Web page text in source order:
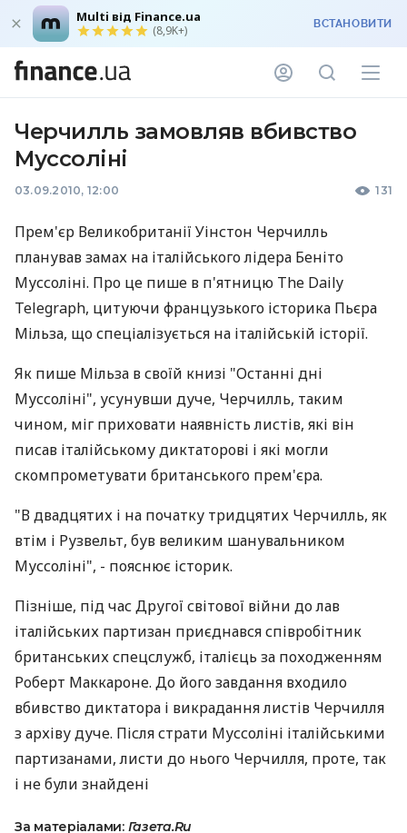
Multi від Finance.ua
(8,9K+) ВСТАНОВИТИ
Черчилль замовляв вбивство
Муссоліні
03.09.2010, 12:00 131
Прем'єр Великобританії Уінстон Черчилль
планував замах на італійського лідера Беніто
Муссоліні. Про це пише в п'ятницю The Daily
Telegraph, цитуючи французького історика Пьєра
Мільза, що спеціалізується на італійській історії.
Як пише Мільза в своїй книзі "Останні дні
Муссоліні", усунувши дуче, Черчилль, таким
чином, міг приховати наявність листів, які він
писав італійському диктаторові і які могли
скомпрометувати британського прем'єра.
"В двадцятих і на початку тридцятих Черчилль, як
втім і Рузвельт, був великим шанувальником
Муссоліні", - пояснює історик.
Пізніше, під час Другої світової війни до лав
італійських партизан приєднався співробітник
британських спецслужб, італієць за походженням
Роберт Маккароне. До його завдання входило
вбивство диктатора і викрадання листів Черчилля
з архіву дуче. Після страти Муссоліні італійськими
партизанами, листи до нього Черчилля, проте, так
і не були знайдені
За матеріалами: Газета.Ru